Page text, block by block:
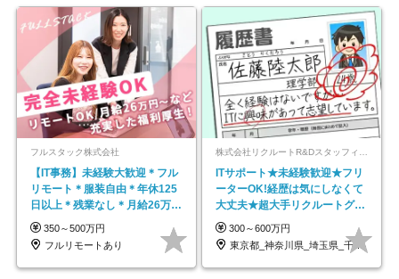
フルスタック株式会社
【IT事務】未経験大歓迎＊フル
リモート＊服装自由＊年休125
日以上＊残業なし＊月給26万円
以上
350～500万円
フルリモートあり
ITサポート★未経験歓迎★フリ
ーターOK!経歴は気にしなくて
大丈夫★超大手リクルートグル
ープの正社員/sg
300～600万円
東京都_神奈川県_埼玉県_千葉県_大阪府…